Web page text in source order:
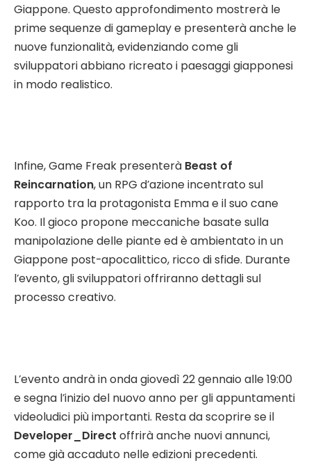
Giappone. Questo approfondimento mostrerà le
prime sequenze di gameplay e presenterà anche le
nuove funzionalità, evidenziando come gli
sviluppatori abbiano ricreato i paesaggi giapponesi
in modo realistico.
Infine, Game Freak presenterà Beast of
Reincarnation, un RPG d’azione incentrato sul
rapporto tra la protagonista Emma e il suo cane
Koo. Il gioco propone meccaniche basate sulla
manipolazione delle piante ed è ambientato in un
Giappone post-apocalittico, ricco di sfide. Durante
l’evento, gli sviluppatori offriranno dettagli sul
processo creativo.
L’evento andrà in onda giovedì 22 gennaio alle 19:00
e segna l’inizio del nuovo anno per gli appuntamenti
videoludici più importanti. Resta da scoprire se il
Developer_Direct offrirà anche nuovi annunci,
come già accaduto nelle edizioni precedenti.